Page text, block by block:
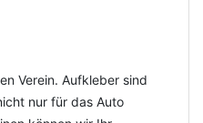
Verein. Aufkleber sind
nur für das Auto